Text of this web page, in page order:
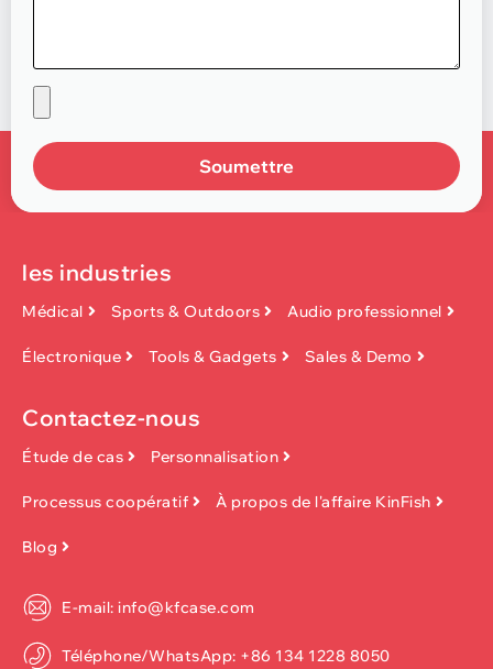
Soumettre
les industries
Médical Sports & Outdoors Audio professionnel
Électronique Tools & Gadgets Sales & Demo
Contactez-nous
Étude de cas Personnalisation
Processus coopératif À propos de l'affaire KinFish
Blog
E-mail: info@kfcase.com
Téléphone/WhatsApp: +86 134 1228 8050